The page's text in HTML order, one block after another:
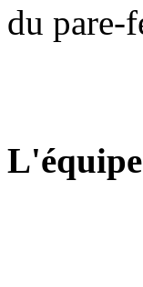
du pare-